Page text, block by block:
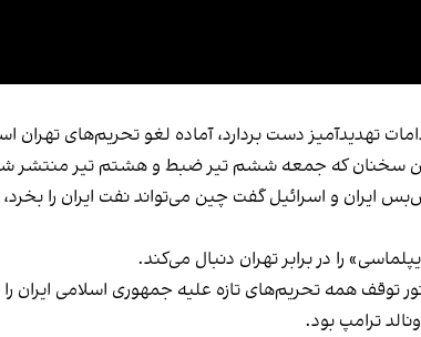
تهدیدآمیز دست بردارد، آماده لغو تحریم‌های تهران
این سخنان که جمعه ششم تیر ضبط و هشتم تیر منتشر
و اسرائیل گفت چین می‌تواند نفت ایران را بخرد،
را در برابر تهران دنبال می‌کند.
توقف همه تحریم‌های تازه علیه جمهوری اسلامی ایران
ترامپ بود.